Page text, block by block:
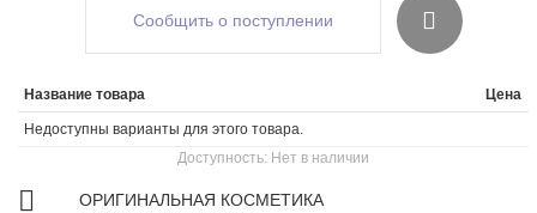
Сообщить о поступлении
Доступность: Нет в наличии
Название товара Цена
Недоступны варианты для этого товара.
ОРИГИНАЛЬНАЯ КОСМЕТИКА